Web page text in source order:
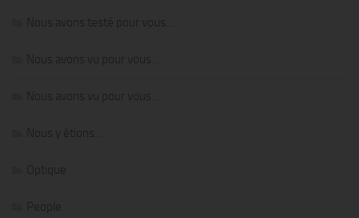
Nous avons testé pour vous…
Nous avons vu pour vous…
Nous avons vu pour vous…
Nous y étions…
Optique
People